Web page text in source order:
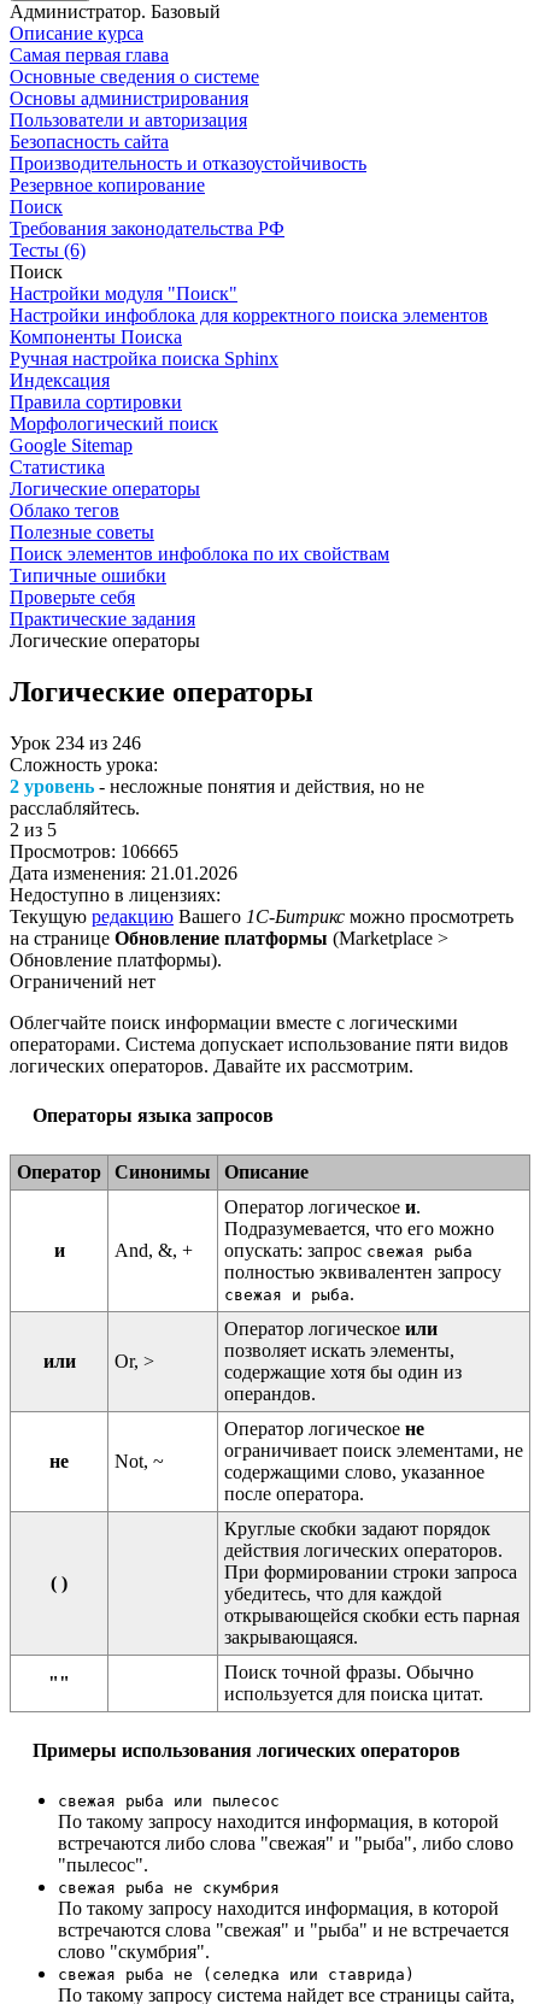
Администратор. Базовый
Описание курса
Самая первая глава
Основные сведения о системе
Основы администрирования
Пользователи и авторизация
Безопасность сайта
Производительность и отказоустойчивость
Резервное копирование
Поиск
Требования законодательства РФ
Тесты (6)
Поиск
Настройки модуля "Поиск"
Настройки инфоблока для корректного поиска элементов
Компоненты Поиска
Ручная настройка поиска Sphinx
Индексация
Правила сортировки
Морфологический поиск
Google Sitemap
Статистика
Логические операторы
Облако тегов
Полезные советы
Поиск элементов инфоблока по их свойствам
Типичные ошибки
Проверьте себя
Практические задания
Логические операторы
Логические операторы
Урок 234 из 246
Сложность урока:
2 уровень - несложные понятия и действия, но не
расслабляйтесь.
2 из 5
Просмотров: 106665
Дата изменения: 21.01.2026
Недоступно в лицензиях:
Текущую редакцию Вашего 1С-Битрикс можно просмотреть
на странице Обновление платформы (Marketplace >
Обновление платформы).
Ограничений нет
Облегчайте поиск информации вместе с логическими
операторами. Система допускает использование пяти видов
логических операторов. Давайте их рассмотрим.
Операторы языка запросов
Оператор Синонимы Описание
и And, &, +
Оператор логическое и.
Подразумевается, что его можно
опускать: запрос свежая рыба
полностью эквивалентен запросу
свежая и рыба.
или Or, >
Оператор логическое или
позволяет искать элементы,
содержащие хотя бы один из
операндов.
не Not, ~
Оператор логическое не
ограничивает поиск элементами, не
содержащими слово, указанное
после оператора.
( )
Круглые скобки задают порядок
действия логических операторов.
При формировании строки запроса
убедитесь, что для каждой
открывающейся скобки есть парная
закрывающаяся.
""
Поиск точной фразы. Обычно
используется для поиска цитат.
Примеры использования логических операторов
свежая рыба или пылесос
По такому запросу находится информация, в которой
встречаются либо слова "свежая" и "рыба", либо слово
"пылесос".
свежая рыба не скумбрия
По такому запросу находится информация, в которой
встречаются слова "свежая" и "рыба" и не встречается
слово "скумбрия".
свежая рыба не (селедка или ставрида)
По такому запросу система найдет все страницы сайта,